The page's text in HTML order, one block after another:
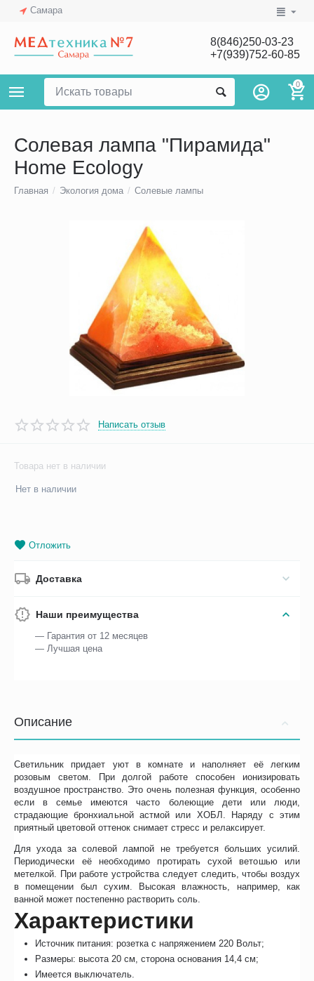
Самара
8(846)250-03-23
+7(939)752-60-85
0
Солевая лампа "Пирамида"
Home Ecology
Главная / Экология дома / Солевые лампы
Написать отзыв
Товара нет в наличии
Нет в наличии
Отложить
Доставка
Наши преимущества
— Гарантия от 12 месяцев
— Лучшая цена
Описание
Светильник придает уют в комнате и наполняет её легким
розовым светом. При долгой работе способен ионизировать
воздушное пространство. Это очень полезная функция, особенно
если в семье имеются часто болеющие дети или люди,
страдающие бронхиальной астмой или ХОБЛ. Наряду с этим
приятный цветовой оттенок снимает стресс и релаксирует.
Для ухода за солевой лампой не требуется больших усилий.
Периодически её необходимо протирать сухой ветошью или
метелкой. При работе устройства следует следить, чтобы воздух
в помещении был сухим. Высокая влажность, например, как
ванной может постепенно растворить соль.
Характеристики
Источник питания: розетка с напряжением 220 Вольт;
Размеры: высота 20 см, сторона основания 14,4 см;
Имеется выключатель.